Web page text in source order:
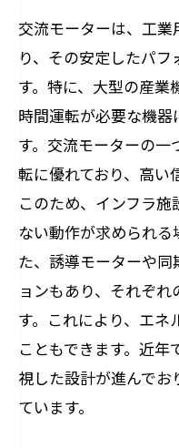
交流モーターは、工
り、その安定したパ
す。特に、大型の産業
時間運転が必要な機器
す。交流モーターの
転に優れており、高い
このため、インフラ
ない動作が求められる
た、誘導モーターや
ョンもあり、それぞ
す。これにより、エ
こともできます。近
視した設計が進んで
ています。